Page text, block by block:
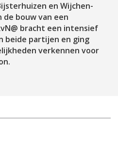
en Wijchen-
bouw van een
bracht een intensief
beide partijen en ging
verkennen voor